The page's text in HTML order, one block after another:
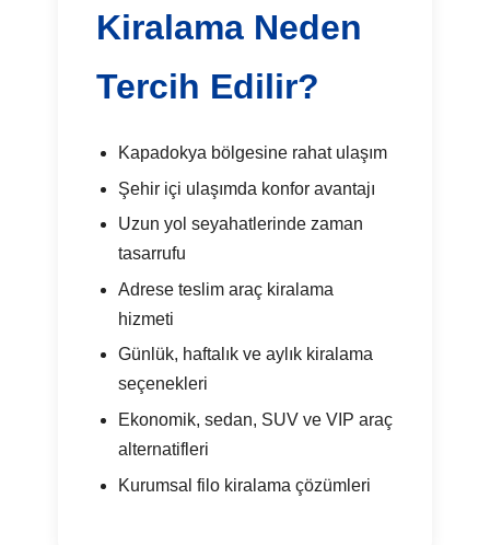
Kiralama Neden
Tercih Edilir?
Kapadokya bölgesine rahat ulaşım
Şehir içi ulaşımda konfor avantajı
Uzun yol seyahatlerinde zaman
tasarrufu
Adrese teslim araç kiralama
hizmeti
Günlük, haftalık ve aylık kiralama
seçenekleri
Ekonomik, sedan, SUV ve VIP araç
alternatifleri
Kurumsal filo kiralama çözümleri